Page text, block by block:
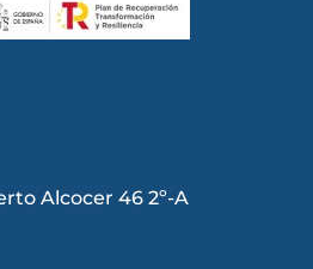
Alcocer 46 2º-A